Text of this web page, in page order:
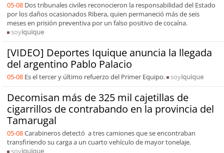
05-08 Dos tribunales civiles reconocieron la responsabilidad del Estado
por los daños ocasionados Ribera, quien permaneció más de seis
meses en prisión preventiva por un falso positivo de cocaína.
soyiquique
[VIDEO] Deportes Iquique anuncia la llegada
del argentino Pablo Palacio
05-08 Es el tercer y último refuerzo del Primer Equipo. soyiquique
Decomisan más de 325 mil cajetillas de
cigarrillos de contrabando en la provincia del
Tamarugal
05-08Carabineros detectó a tres camiones que se encontraban
transfiriendo su carga a un cuarto vehículo de mayor tonelaje.
soyiquique